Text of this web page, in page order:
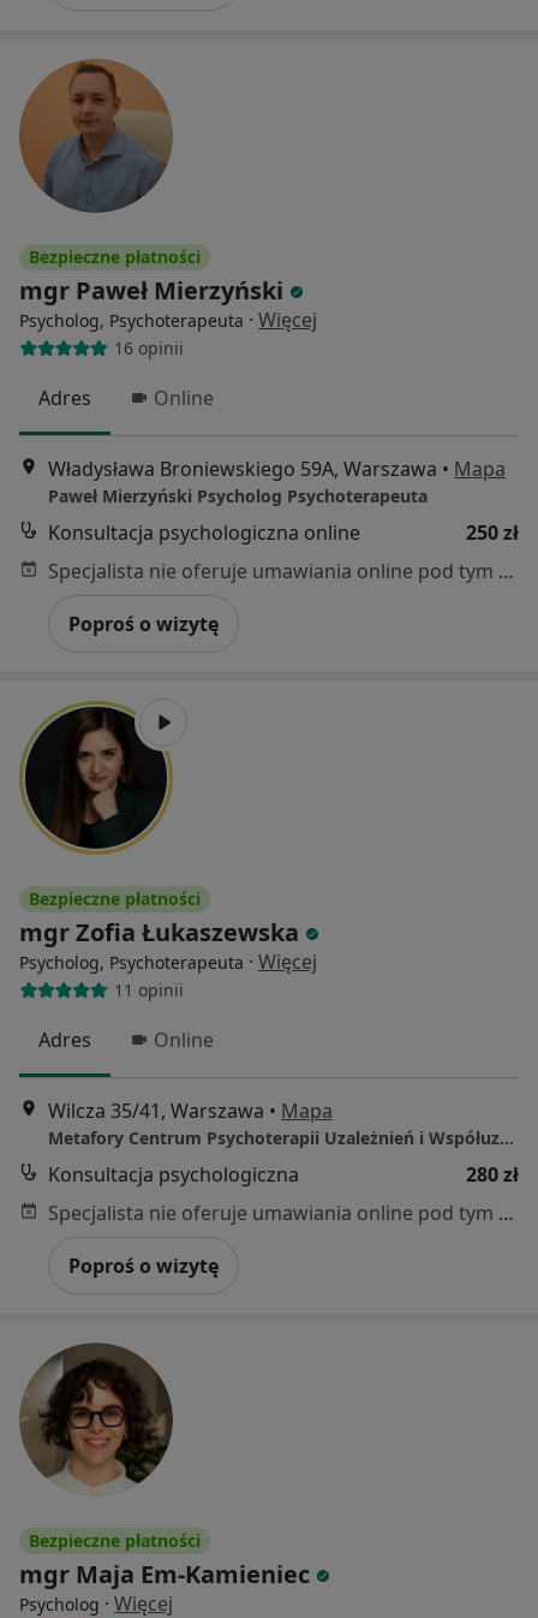
Bezpieczne płatności
mgr Paweł Mierzyński
Psycholog, Psychoterapeuta · Więcej
16 opinii
Adres Online
Władysława Broniewskiego 59A, Warszawa • Mapa
Paweł Mierzyński Psycholog Psychoterapeuta
Konsultacja psychologiczna online
250 zł
Specjalista nie oferuje umawiania online pod tym adresem.
Poproś o wizytę
Bezpieczne płatności
mgr Zofia Łukaszewska
Psycholog, Psychoterapeuta · Więcej
11 opinii
Adres Online
Wilcza 35/41, Warszawa • Mapa
Metafory Centrum Psychoterapii Uzależnień i Współuzależnień
Konsultacja psychologiczna
280 zł
Specjalista nie oferuje umawiania online pod tym adresem.
Poproś o wizytę
Bezpieczne płatności
mgr Maja Em-Kamieniec
Psycholog · Więcej